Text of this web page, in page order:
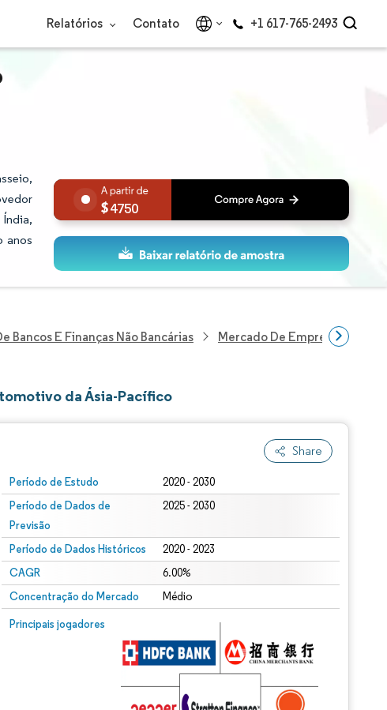
Relatórios Contato +1 617-765-2493
anos
4750
Bancos E Finanças Não Bancárias Mercado De Empréstimo
da Ásia-Pacífico
Share
Período de Estudo 2020 - 2030
Período de Dados de
Previsão
2025 - 2030
Período de Dados Históricos 2020 - 2023
CAGR 6.00%
Concentração do Mercado Médio
Principais jogadores